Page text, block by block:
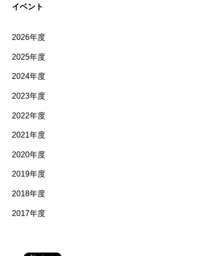
イベント
2026年度
2025年度
2024年度
2023年度
2022年度
2021年度
2020年度
2019年度
2018年度
2017年度